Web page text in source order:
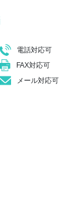
電話対応可
FAX対応可
メール対応可